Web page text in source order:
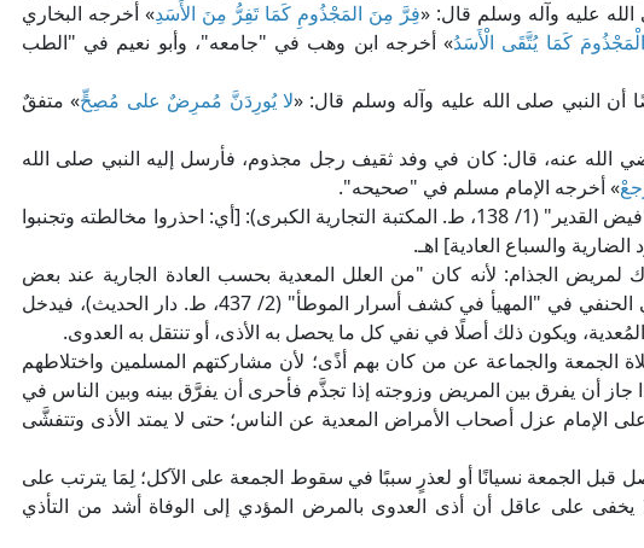
عليه وآله وسلم قال: «فِرَّ مِنَ المَجْذُومِ كَمَا تَفِرُّ مِنَ الأَسَدِ» أخرجه البخاري
الْمَجْذُومَ كَمَا يُتَّقَى الْأَسَدُ» أخرجه ابن وهب في "جامعه"، وأبو نعيم في "الطب
أن النبي صلى الله عليه وآله وسلم قال: «لا يُورِدَنَّ مُمرِضٌ على مُصِحٍّ» متفقٌ
الله عنه، قال: كان في وفد ثقيف رجل مجذوم، فأرسل إليه النبي صلى الله
» أخرجه الإمام مسلم في "صحيحه".
قال الإمام زين الدين المناوي في "فيض القدير" (1/ 138، ط. المكتبة التجارية الكبرى): [أي: احذروا مخالطته وتجنبوا
والسباع العادية] اهـ.
لمريض الجذام: لأنه كان "من العلل المعدية بحسب العادة الجارية عند بعض
الناس"؛ كما يقول العلامة الكماخي الحنفي في "المهيأ في كشف أسرار الموطأ" (2/ 437، ط. دار الحديث)، فيدخل
ويكون ذلك أصلًا في نفي كل ما يحصل به الأذى، أو تنتقل به العدوى.
الجمعة والجماعة عن من كان بهم أذًى؛ لأن مشاركتهم المسلمين واختلاطهم
جاز أن يفرق بين المريض وزوجته إذا تجذَّم فأحرى أن يفرَّق بينه وبين الناس في
الإمام عزل أصحاب الأمراض المعدية عن الناس؛ حتى لا يمتد الأذى وتتفشَّى
قبل الجمعة نسيانًا أو لعذرٍ سببًا في سقوط الجمعة على الآكل؛ لِمَا يترتب على
يخفى على عاقل أن أذى العدوى بالمرض المؤدي إلى الوفاة أشد من التأذي